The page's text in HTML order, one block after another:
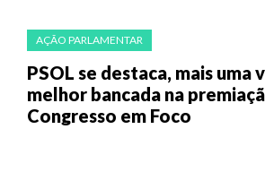
AÇÃO PARLAMENTAR
PSOL se destaca, mais uma
melhor bancada na
Congresso em Foco